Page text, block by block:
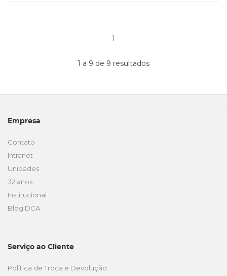
1
1 a 9 de 9 resultados
Empresa
Contato
Intranet
Unidades
32 anos
Institucional
Blog DCA
Serviço ao Cliente
Política de Troca e Devolução